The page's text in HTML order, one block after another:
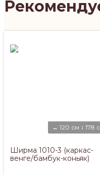
↔ 120 см ↕ 178
Ширма 1010-3 (каркас-
венге/бамбук-коньяк)